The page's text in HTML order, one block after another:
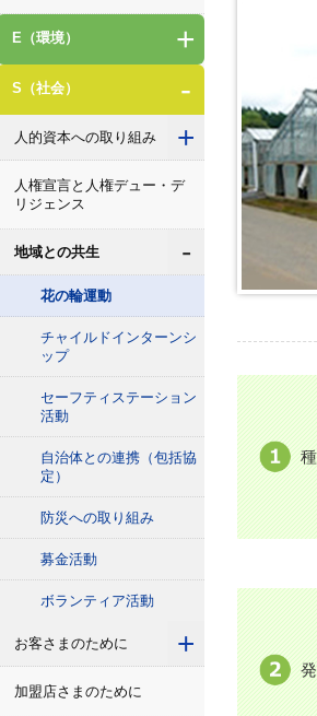
E（環境） +
S（社会） -
人的資本への取り組み +
人権宣言と人権デュー・デ
リジェンス
地域との共生 -
花の輪運動
チャイルドインターンシ
ップ
セーフティステーション
活動
自治体との連携（包括協
定）
防災への取り組み
募金活動
ボランティア活動
お客さまのために +
加盟店さまのために